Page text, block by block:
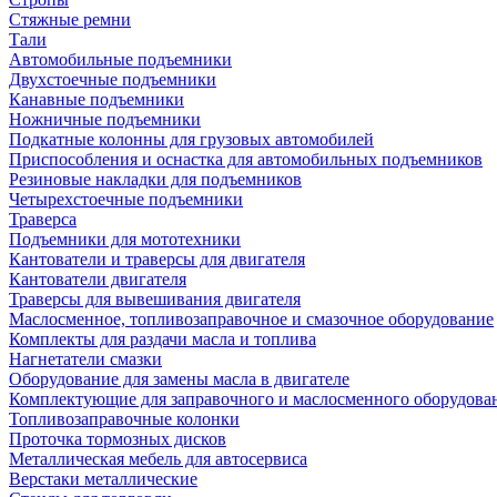
Стяжные ремни
Тали
Автомобильные подъемники
Двухстоечные подъемники
Канавные подъемники
Ножничные подъемники
Подкатные колонны для грузовых автомобилей
Приспособления и оснастка для автомобильных подъемников
Резиновые накладки для подъемников
Четырехстоечные подъемники
Траверса
Подъемники для мототехники
Кантователи и траверсы для двигателя
Кантователи двигателя
Траверсы для вывешивания двигателя
Маслосменное, топливозаправочное и смазочное оборудование
Комплекты для раздачи масла и топлива
Нагнетатели смазки
Оборудование для замены масла в двигателе
Комплектующие для заправочного и маслосменного
Топливозаправочные колонки
Проточка тормозных дисков
Металлическая мебель для автосервиса
Верстаки металлические